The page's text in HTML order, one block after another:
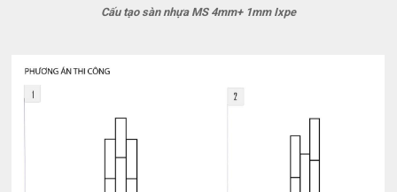
Cấu tạo sàn nhựa MS 4mm+ 1mm Ixpe